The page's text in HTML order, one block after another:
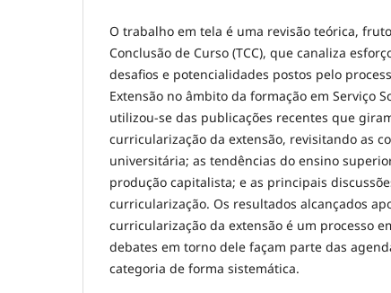
O trabalho em tela é uma revisão teórica,
Conclusão de Curso (TCC), que canaliza
desafios e potencialidades postos pelo
Extensão no âmbito da formação em Serviço
utilizou-se das publicações recentes que
curricularização da extensão, revisitando as
universitária; as tendências do ensino
produção capitalista; e as principais
curricularização. Os resultados alcançados
curricularização da extensão é um processo
debates em torno dele façam parte das
categoria de forma sistemática.